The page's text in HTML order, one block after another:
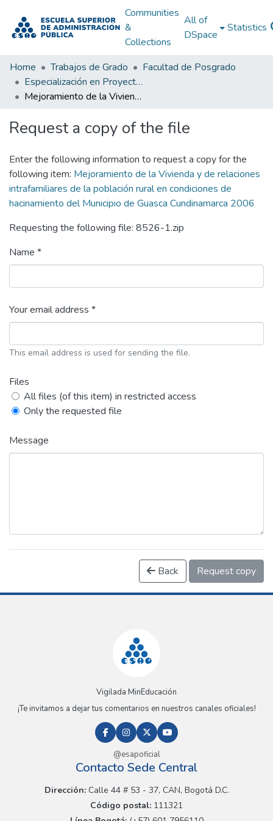
Communities
&
Collections
All of
DSpace
Statistics
Home Trabajos de Grado
Facultad de Posgrado
Especialización en Proyectos de Desarrollo
Mejoramiento de la Vivienda y de relaciones intrafamiliares de la población rural en condiciones de hacinamiento del Municipio de Guasca Cundinamarca 2006
Request a copy of the file
Enter the following information to request a copy for the
following item: Mejoramiento de la Vivienda y de relaciones
intrafamiliares de la población rural en condiciones de
hacinamiento del Municipio de Guasca Cundinamarca 2006
Requesting the following file: 8526-1.zip
Name *
Your email address *
This email address is used for sending the file.
Files
All files (of this item) in restricted access
Only the requested file
Message
Back Request copy
Vigilada MinEducación
¡Te invitamos a dejar tus comentarios en nuestros canales oficiales!
@esapoficial
Contacto Sede Central
Dirección:Calle 44 # 53 - 37, CAN, Bogotá D.C.
Código postal: 111321